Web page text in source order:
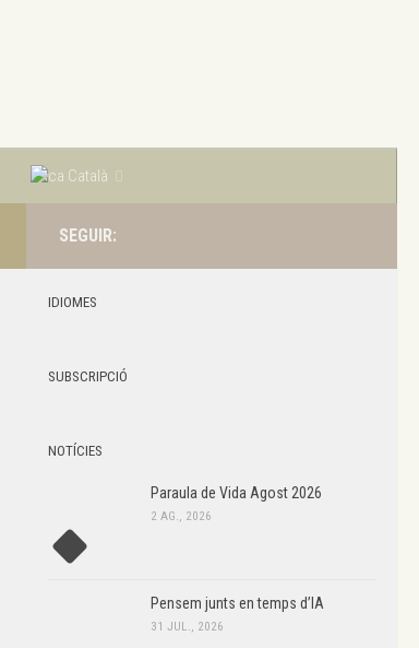
Català
SEGUIR:
IDIOMES
SUBSCRIPCIÓ
NOTÍCIES
Paraula de Vida Agost 2026
2 AG., 2026
Pensem junts en temps d’IA
31 JUL., 2026